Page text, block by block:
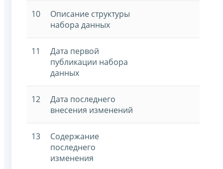
10
Описание структуры
набора данных
11
Дата первой
публикации набора
данных
12
Дата последнего
внесения изменений
13
Содержание
последнего
изменения